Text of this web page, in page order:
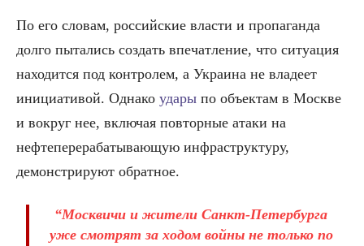
По его словам, российские власти и пропаганда
долго пытались создать впечатление, что ситуация
находится под контролем, а Украина не владеет
инициативой. Однако удары по объектам в Москве
и вокруг нее, включая повторные атаки на
нефтеперерабатывающую инфраструктуру,
демонстрируют обратное.
“Москвичи и жители Санкт-Петербурга
уже смотрят за ходом войны не только по